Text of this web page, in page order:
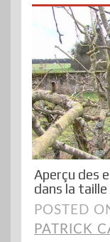
Aperçu des
dans la
POSTED
PATRICK